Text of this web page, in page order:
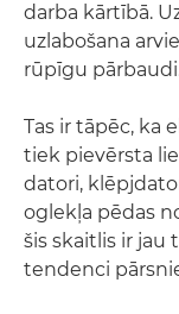
darba kārtībā.
uzlabošana
rūpīgu
Tas ir tāpēc, ka
tiek pievērsta
datori,
oglekļa pēdas
šis skaitlis ir jau
tendenci